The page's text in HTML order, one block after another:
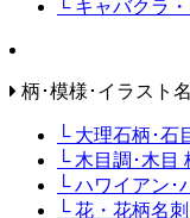
└ キャバクラ
柄･模様･イラスト
└ 大理石柄･石
└ 木目調･木目
└ ハワイアン･
└ 花・花柄名刺